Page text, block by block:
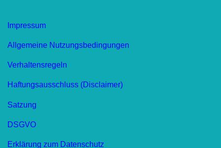
Impressum
Allgemeine Nutzungsbedingungen
Verhaltensregeln
Haftungsausschluss (Disclaimer)
Satzung
DSGVO
Erklärung zum Datenschutz